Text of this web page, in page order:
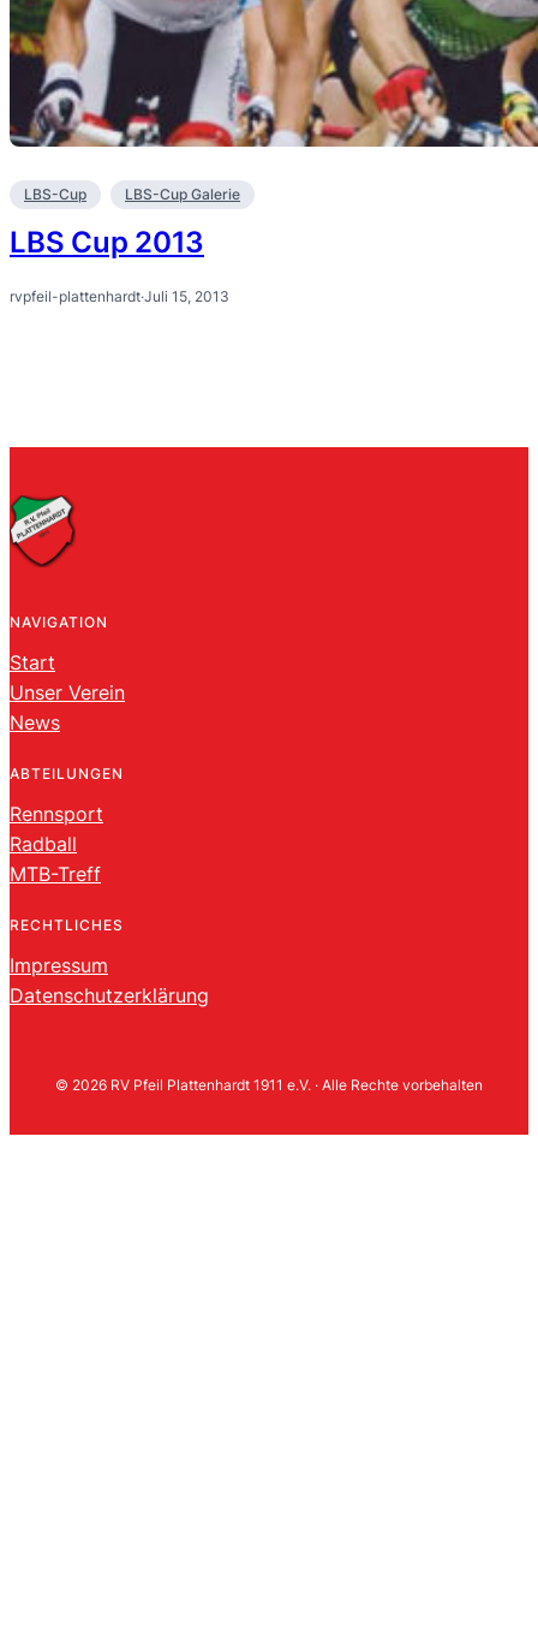
LBS-Cup LBS-Cup Galerie
LBS Cup 2013
rvpfeil-plattenhardt·Juli 15, 2013
NAVIGATION
Start
Unser Verein
News
ABTEILUNGEN
Rennsport
Radball
MTB-Treff
RECHTLICHES
Impressum
Datenschutzerklärung
© 2026 RV Pfeil Plattenhardt 1911 e.V. · Alle Rechte vorbehalten